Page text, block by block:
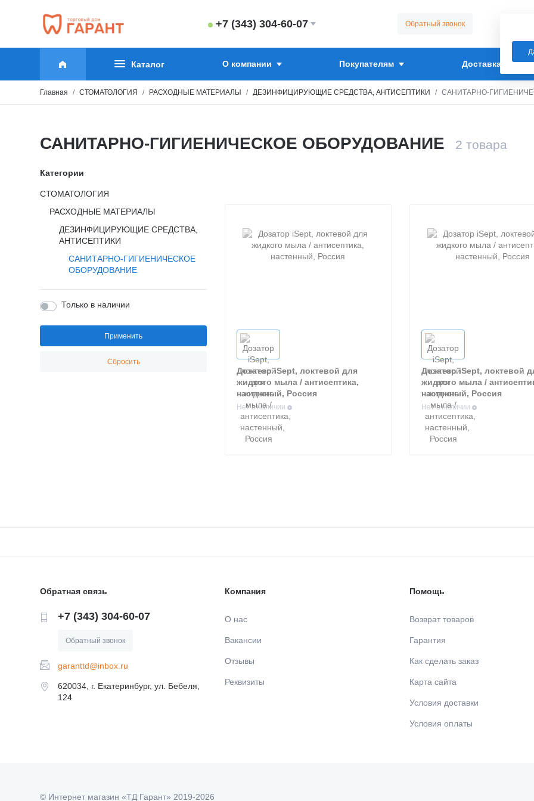
+7 (343) 304-60-07 Обратный звонок
Каталог О компании Покупателям Доставка
Главная СТОМАТОЛОГИЯ РАСХОДНЫЕ МАТЕРИАЛЫ ДЕЗИНФИЦИРУЮЩИЕ СРЕДСТВА, АНТИСЕПТИКИ САНИТАРНО-
САНИТАРНО-ГИГИЕНИЧЕСКОЕ ОБОРУДОВАНИЕ 2 товара
Категории
СТОМАТОЛОГИЯ
РАСХОДНЫЕ МАТЕРИАЛЫ
ДЕЗИНФИЦИРУЮЩИЕ СРЕДСТВА,
АНТИСЕПТИКИ
САНИТАРНО-ГИГИЕНИЧЕСКОЕ
ОБОРУДОВАНИЕ
Только в наличии
Применить
Сбросить
Дозатор iSept, локтевой для
жидкого мыла / антисептика,
настенный, Россия
Нет в наличии
Дозатор iSept, локтевой
жидкого мыла /
настенный, Россия
Нет в наличии
Обратная связь
+7 (343) 304-60-07
Обратный звонок
garanttd@inbox.ru
620034, г. Екатеринбург, ул. Бебеля,
124
Компания
О нас
Вакансии
Отзывы
Реквизиты
Помощь
Возврат товаров
Гарантия
Как сделать заказ
Карта сайта
Условия доставки
Условия оплаты
© Интернет магазин «ТД Гарант» 2019-2026